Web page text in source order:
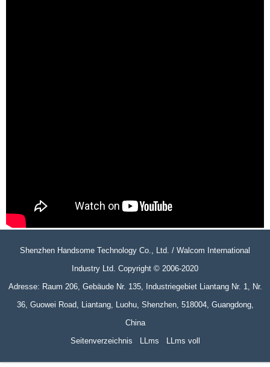
Shenzhen Handsome Technology Co., Ltd. / Walcom International
Industry Ltd. Copyright © 2006-2020
Adresse: Raum 206, Gebäude Nr. 135, Industriegebiet Liantang Nr. 1, Nr.
36, Guowei Road, Liantang, Luohu, Shenzhen, 518004, Guangdong,
China
Seitenverzeichnis
LLms LLms voll